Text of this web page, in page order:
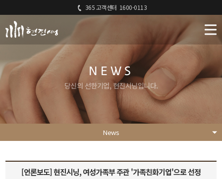
365 고객센터 1600-0113
NEWS
당신의 선한기업, 현진시닝입니다.
News
[언론보도] 현진시닝, 여성가족부 주관 '가족친화기업'으로 선정